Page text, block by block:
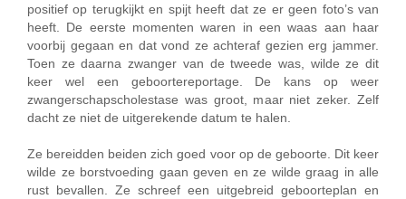
positief op terugkijkt en spijt heeft dat ze er geen foto’s van
heeft. De eerste momenten waren in een waas aan haar
voorbij gegaan en dat vond ze achteraf gezien erg jammer.
Toen ze daarna zwanger van de tweede was, wilde ze dit
keer wel een geboortereportage. De kans op weer
zwangerschapscholestase was groot, maar niet zeker. Zelf
dacht ze niet de uitgerekende datum te halen.
Ze bereidden beiden zich goed voor op de geboorte. Dit keer
wilde ze borstvoeding gaan geven en ze wilde graag in alle
rust bevallen. Ze schreef een uitgebreid geboorteplan en